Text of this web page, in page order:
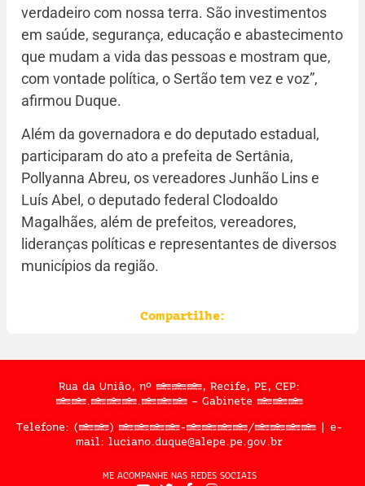
verdadeiro com nossa terra. São investimentos
em saúde, segurança, educação e abastecimento
que mudam a vida das pessoas e mostram que,
com vontade política, o Sertão tem vez e voz”,
afirmou Duque.
Além da governadora e do deputado estadual,
participaram do ato a prefeita de Sertânia,
Pollyanna Abreu, os vereadores Junhão Lins e
Luís Abel, o deputado federal Clodoaldo
Magalhães, além de prefeitos, vereadores,
lideranças políticas e representantes de diversos
municípios da região.
Compartilhe:
Rua da União, nº 397, Recife, PE, CEP:
50.050.909 – Gabinete 302
Telefone: (81) 3183-2467/2324 | e-
mail: luciano.duque@alepe.pe.gov.br
ME ACOMPANHE NAS REDES SOCIAIS